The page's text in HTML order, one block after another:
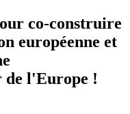
co-construire
européenne et
de l'Europe !